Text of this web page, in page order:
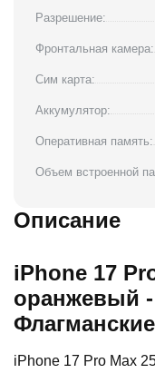
Разрешение:
Фронтальная камера:
Сим карта:
Аккумулятор:
Оперативная память:
Объем встроенной
Описание
iPhone 17
оранжевый -
iPhone 17 Pro Max